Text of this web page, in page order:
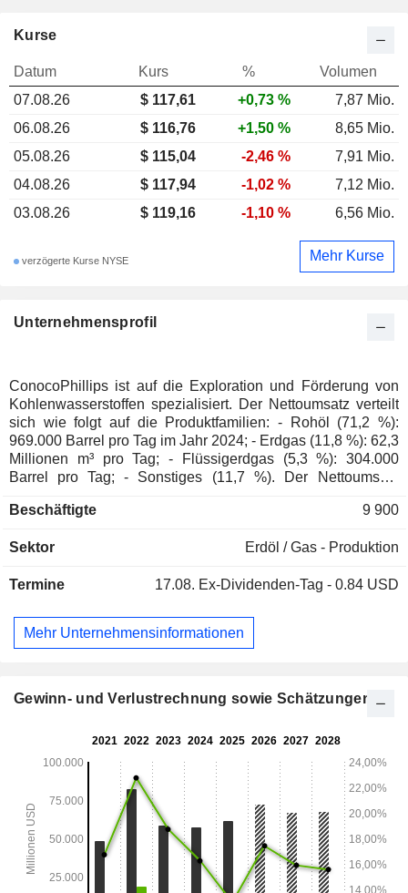
Unternehmensprofil
ConocoPhillips ist auf die Exploration und Förderung von
Kohlenwasserstoffen spezialisiert. Der Nettoumsatz verteilt
sich wie folgt auf die Produktfamilien: - Rohöl (71,2 %):
969.000 Barrel pro Tag im Jahr 2024; - Erdgas (11,8 %): 62,3
Millionen m³ pro Tag; - Flüssigerdgas (5,3 %): 304.000
Barrel pro Tag; - Sonstiges (11,7 %). Der Nettoumsatz
%), Kanada (6,2 %), Norwegen (4,4 %), Vereinigtes
(1,7 %) und Sonstige (0,2 %).
Beschäftigte 9 900
Sektor Erdöl / Gas - Produktion
Termine 17.08. Ex-Dividenden-Tag - 0.84 USD
Mehr Unternehmensinformationen
Kurse
Datum Kurs %
Volumen
07.08.26
$ 117,61 +0,73 %
7,87 Mio.
06.08.26
$ 116,76 +1,50 %
8,65 Mio.
05.08.26
$ 115,04 -2,46 %
7,91 Mio.
04.08.26
$ 117,94 -1,02 %
7,12 Mio.
03.08.26
$ 119,16 -1,10 % 6,56 Mio.
verzögerte Kurse NYSE Mehr Kurse
Gewinn- und Verlustrechnung sowie Schätzungen